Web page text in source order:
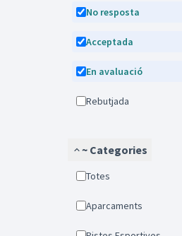
No resposta
Acceptada
En avaluació
Rebutjada
~ Categories
Totes
Aparcaments